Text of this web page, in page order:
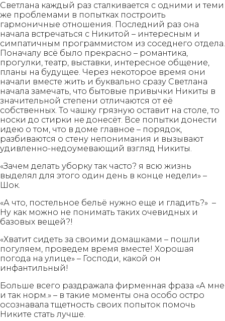
Светлана каждый раз сталкивается с одними и теми
же проблемами в попытках построить
гармоничные отношения. Последний раз она
начала встречаться с Никитой – интересным и
симпатичным программистом из соседнего отдела.
Поначалу всё было прекрасно – романтика,
прогулки, театр, выставки, интересное общение,
планы на будущее. Через некоторое время они
начали вместе жить и буквально сразу Светлана
начала замечать, что бытовые привычки Никиты в
значительной степени отличаются от её
собственных. То чашку грязную оставит на столе, то
носки до стирки не донесёт. Все попытки донести
идею о том, что в доме главное – порядок,
разбиваются о стену непонимания и вызывают
удивленно-недоумевающий взгляд Никиты.
«Зачем делать уборку так часто? я всю жизнь
выделял для этого один день в конце недели» –
Шок.
«А что, постельное бельё нужно еще и гладить?» –
Ну как можно не понимать таких очевидных и
базовых вещей?!
«Хватит сидеть за своими домашками – пошли
погуляем, проведем время вместе! Хорошая
погода на улице» – Господи, какой он
инфантильный!
Больше всего раздражала фирменная фраза «А мне
и так норм.» – в такие моменты она особо остро
осознавала тщетность своих попыток помочь
Никите стать лучше.